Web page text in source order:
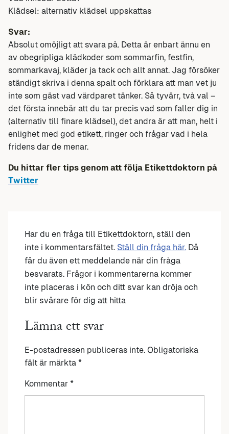
Klädsel: alternativ klädsel uppskattas
Svar:
Absolut omöjligt att svara på. Detta är enbart ännu en
av obegripliga klädkoder som sommarfin, festfin,
sommarkavaj, kläder ja tack och allt annat. Jag försöker
ständigt skriva i denna spalt och förklara att man vet ju
inte som gäst vad värdparet tänker. Så tyvärr, två val –
det första innebär att du tar precis vad som faller dig in
(alternativ till finare klädsel), det andra är att man, helt i
enlighet med god etikett, ringer och frågar vad i hela
fridens dar de menar.
Du hittar fler tips genom att följa Etikettdoktorn på
Twitter
Har du en fråga till Etikettdoktorn, ställ den
inte i kommentarsfältet. Ställ din fråga här. Då
får du även ett meddelande när din fråga
besvarats. Frågor i kommentarerna kommer
inte placeras i kön och ditt svar kan dröja och
blir svårare för dig att hitta
Lämna ett svar
E-postadressen publiceras inte. Obligatoriska
fält är märkta *
Kommentar *